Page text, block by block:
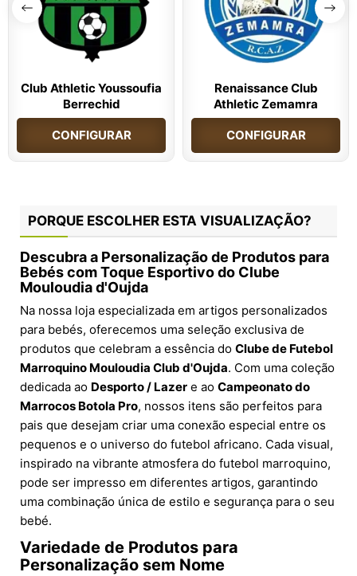
Club Athletic Youssoufia
Berrechid
CONFIGURAR
Renaissance Club
Athletic Zemamra
CONFIGURAR
PORQUE ESCOLHER ESTA VISUALIZAÇÃO?
Descubra a Personalização de Produtos para
Bebés com Toque Esportivo do Clube
Mouloudia d'Oujda
Na nossa loja especializada em artigos personalizados
para bebés, oferecemos uma seleção exclusiva de
produtos que celebram a essência do Clube de Futebol
Marroquino Mouloudia Club d'Oujda. Com uma coleção
dedicada ao Desporto / Lazer e ao Campeonato do
Marrocos Botola Pro, nossos itens são perfeitos para
pais que desejam criar uma conexão especial entre os
pequenos e o universo do futebol africano. Cada visual,
inspirado na vibrante atmosfera do futebol marroquino,
pode ser impresso em diferentes artigos, garantindo
uma combinação única de estilo e segurança para o seu
bebé.
Variedade de Produtos para
Personalização sem Nome